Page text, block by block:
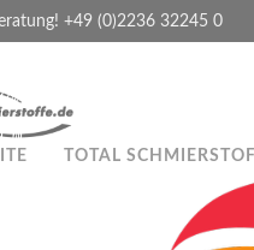
+49 (0)2236 32245 0
TOTAL